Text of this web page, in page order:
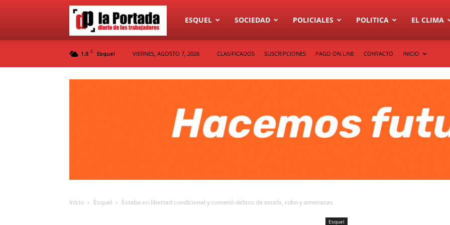
Diario
La
ESQUEL SOCIEDAD POLICIALES POLITICA EL CLIMA
1.8 C Esquel VIERNES, AGOSTO 7, 2026 CLASIFICADOS SUSCRIPCIONES PAGO ON LINE CONTACTO INICIO
Inicio Esquel Estaba en libertad condicional y cometió delitos de estafa, robo y amenazas
Esquel